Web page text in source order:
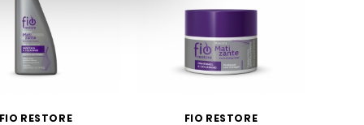
FIO RESTORE FIO RESTORE